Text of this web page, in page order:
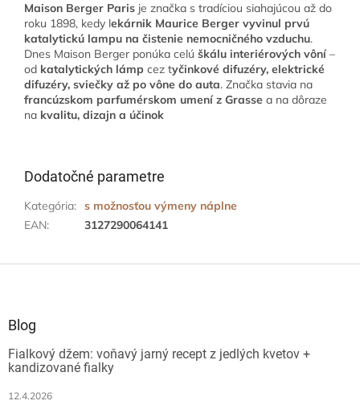
Maison Berger Paris je značka s tradíciou siahajúcou až do
roku 1898, kedy lekárnik Maurice Berger vyvinul prvú
katalytickú lampu na čistenie nemocničného vzduchu.
Dnes Maison Berger ponúka celú škálu interiérových vôní –
od katalytických lámp cez tyčinkové difuzéry, elektrické
difuzéry, sviečky až po vône do auta. Značka stavia na
francúzskom parfumérskom umení z Grasse a na dôraze
na kvalitu, dizajn a účinok
Dodatočné parametre
Kategória: s možnosťou výmeny náplne
EAN: 3127290064141
Blog
Fialkový džem: voňavý jarný recept z jedlých kvetov +
kandizované fialky
12.4.2026